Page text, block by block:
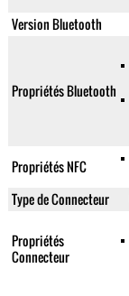
Version Bluetooth
Propriétés Bluetooth
Propriétés NFC
Type de Connecteur
Propriétés
Connecteur